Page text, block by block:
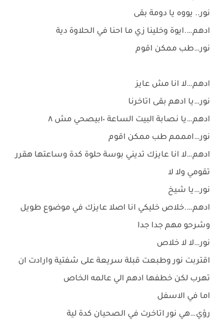
نور.. يووه يا دومة بقى
ادهم….ايوة وخلينا زي ما احنا في الحلاوة دية
نور…طب ممكن اقوم
ادهم…لا انا مش عايز
نور…يا ادهم بقى اتاخرنا
ادهم…يا نصابة البيت الساعة ١٠بيصحي مش ٨
نور…امممم طب ممكن اقوم
ادهم…لا انا عايزك تديني بوسة حلوة كدة وساعتها هقرر
تقومي ولا لا
نور…يا شيخ
ادهم….خلاص خليكي انا اصلا عايزك في موضوع طويل
وشرحو مهم جدا جدا
نور…لا لا خلاص
اقتربت نور وطبعت قبلة سريعة على شفتية وارادت ان
تهرب لكن خطفها ادهم الي عالمه الخاص
اما في الاسفل
رؤي…هي نور اتاخرت في الصحيان كدة لية